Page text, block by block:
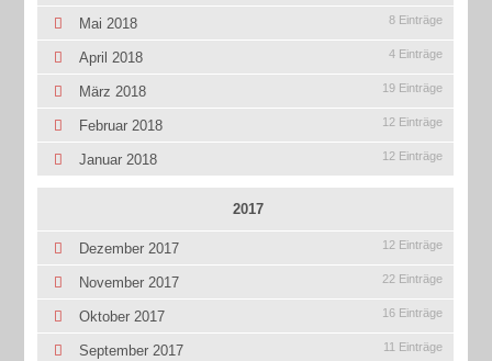
Mai 2018 8 Einträge
April 2018 4 Einträge
März 2018 19 Einträge
Februar 2018 12 Einträge
Januar 2018 12 Einträge
2017
Dezember 2017 12 Einträge
November 2017 22 Einträge
Oktober 2017 16 Einträge
September 2017 11 Einträge